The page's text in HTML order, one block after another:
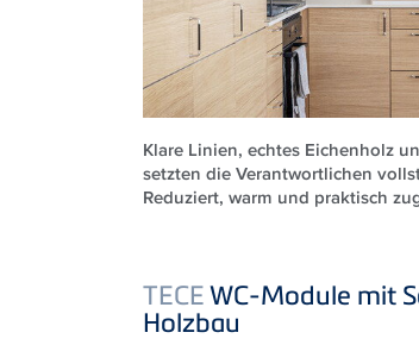
Klare Linien, echtes Eichenholz
setzten die Verantwortlichen
Reduziert, warm und praktisch
TECEWC-Module mit
Holzbau